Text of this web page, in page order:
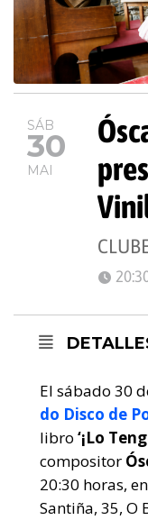
SÁB
30
MAI
El sábado 30
do Disco de
libro ‘¡Lo
compositor
20:30 horas,
Santiña, 35, O